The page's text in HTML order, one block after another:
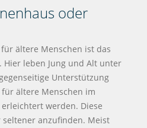
oder
ältere Menschen ist das
leben Jung und Alt unter
Unterstützung
ältere Menschen im
werden. Diese
anzufinden. Meist